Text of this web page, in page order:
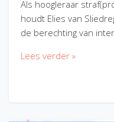
Als hoogleraar
houdt Elies van
de berechting van
Lees verder »